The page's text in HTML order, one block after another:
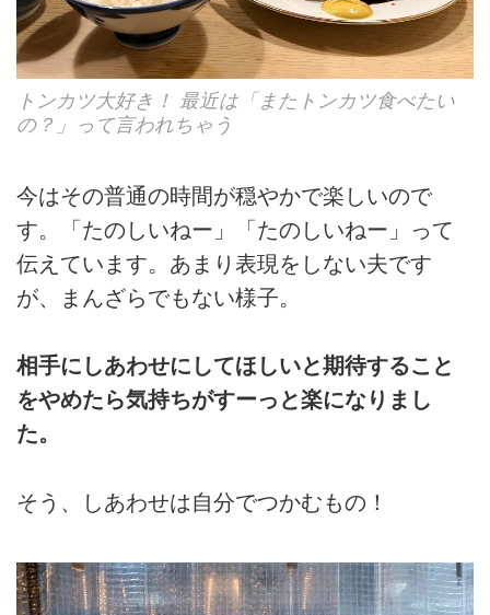
トンカツ大好き！ 最近は「またトンカツ食べたい
の？」って言われちゃう
今はその普通の時間が穏やかで楽しいので
す。「たのしいねー」「たのしいねー」って
伝えています。あまり表現をしない夫です
が、まんざらでもない様子。
相手にしあわせにしてほしいと期待すること
をやめたら気持ちがすーっと楽になりまし
た。
そう、しあわせは自分でつかむもの！